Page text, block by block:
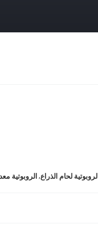
الروبوتية لحام الذراع, الروبوتية